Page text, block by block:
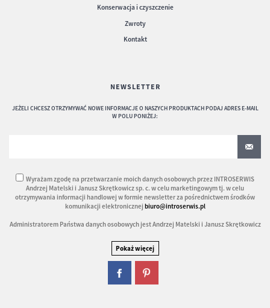
Konserwacja i czyszczenie
Zwroty
Kontakt
NEWSLETTER
JEŻELI CHCESZ OTRZYMYWAĆ NOWE INFORMACJE O NASZYCH PRODUKTACH PODAJ ADRES E-MAIL
W POLU PONIŻEJ:
Wyrażam zgodę na przetwarzanie moich danych osobowych przez INTROSERWIS
Andrzej Matelski i Janusz Skrętkowicz sp. c. w celu marketingowym tj. w celu
otrzymywania informacji handlowej w formie newsletter za pośrednictwem środków
komunikacji elektronicznej biuro@introserwis.pl
Administratorem Państwa danych osobowych jest Andrzej Matelski i Janusz Skrętkowicz